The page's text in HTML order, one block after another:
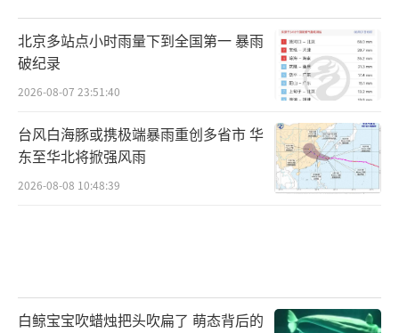
北京多站点小时雨量下到全国第一 暴雨
破纪录
2026-08-07 23:51:40
台风白海豚或携极端暴雨重创多省市 华
东至华北将掀强风雨
2026-08-08 10:48:39
白鲸宝宝吹蜡烛把头吹扁了 萌态背后的